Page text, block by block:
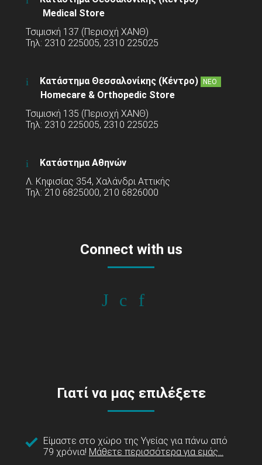
Medical Store
Τσιμισκή 137 (Περιοχή ΧΑΝΘ)
Τηλ: 2310 225005, 2310 225025
Κατάστημα Θεσσαλονίκης (Κέντρο) ΝΕΟ
Homecare & Orthopedic Store
Τσιμισκή 135 (Περιοχή ΧΑΝΘ)
Τηλ: 2310 225005, 2310 225025
Κατάστημα Αθηνών
Λ. Κηφισίας 354, Χαλάνδρι Αττικής
Τηλ: 210 6825000, 210 6826000
Connect with us
Γιατί να μας επιλέξετε
Είμαστε στο χώρο της Υγείας για πάνω από
79 χρόνια! Μάθετε περισσότερα για εμάς...